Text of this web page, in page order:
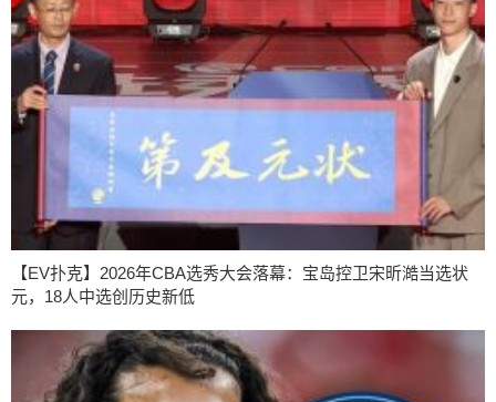
【EV扑克】2026年CBA选秀大会落幕：宝岛控卫宋昕澔当选状
元，18人中选创历史新低